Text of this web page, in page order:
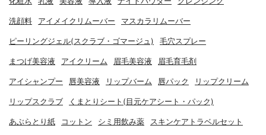
洗顔料 アイメイクリムーバー マスカラリムーバー
ピーリングジェル(スクラブ・ゴマージュ) 毛穴スプレー
まつげ美容液 アイクリーム 眉毛美容液 眉毛育毛剤
アイシャンプー 唇美容液 リップバーム 唇パック リップクリーム
リップスクラブ くまとりシート(目元ケアシート・パック)
あぶらとり紙 コットン シミ用飲み薬 スキンケアトラベルセット